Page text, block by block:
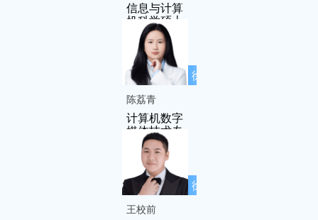
信息与计算
机科学硕士
徐先友名师
陈荔青
计算机数字
媒体技术专
徐先友名师
王校前